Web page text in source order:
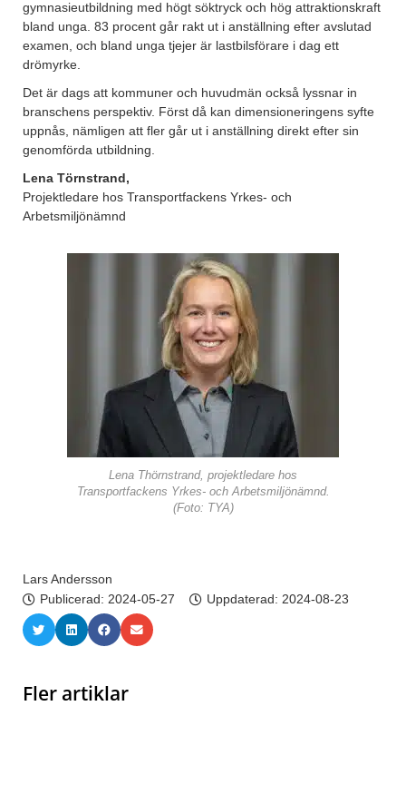
gymnasieutbildning med högt söktryck och hög attraktionskraft
bland unga. 83 procent går rakt ut i anställning efter avslutad
examen, och bland unga tjejer är lastbilsförare i dag ett
drömyrke.
Det är dags att kommuner och huvudmän också lyssnar in
branschens perspektiv. Först då kan dimensioneringens syfte
uppnås, nämligen att fler går ut i anställning direkt efter sin
genomförda utbildning.
Lena Törnstrand,
Projektledare hos Transportfackens Yrkes- och
Arbetsmiljönämnd
Lena Thörnstrand, projektledare hos
Transportfackens Yrkes- och Arbetsmiljönämnd.
(Foto: TYA)
Lars Andersson
Publicerad: 2024-05-27 Uppdaterad: 2024-08-23
Fler artiklar